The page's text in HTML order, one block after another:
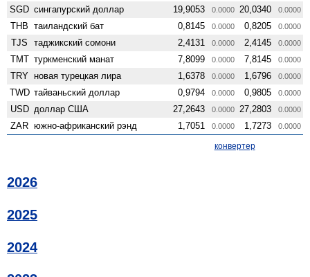
SGD сингапурский доллар 19,9053 0.0000 20,0340 0.0000
THB таиландский бат 0,8145 0.0000 0,8205 0.0000
TJS таджикский сомони 2,4131 0.0000 2,4145 0.0000
TMT туркменский манат 7,8099 0.0000 7,8145 0.0000
TRY новая турецкая лира 1,6378 0.0000 1,6796 0.0000
TWD тайваньский доллар 0,9794 0.0000 0,9805 0.0000
USD доллар США 27,2643 0.0000 27,2803 0.0000
ZAR южно-африканский рэнд 1,7051 0.0000 1,7273 0.0000
конвертер
2026
2025
2024